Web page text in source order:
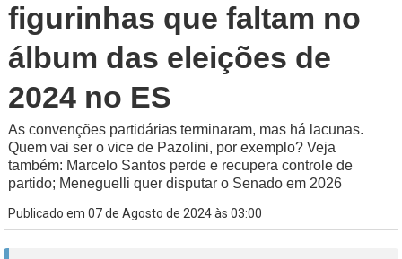
figurinhas que faltam no
álbum das eleições de
2024 no ES
As convenções partidárias terminaram, mas há lacunas.
Quem vai ser o vice de Pazolini, por exemplo? Veja
também: Marcelo Santos perde e recupera controle de
partido; Meneguelli quer disputar o Senado em 2026
Publicado em 07 de Agosto de 2024 às 03:00